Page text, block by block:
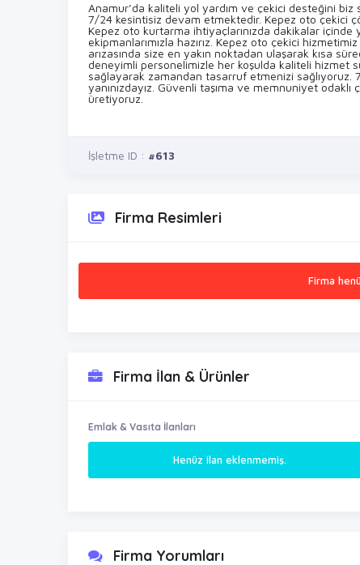
Anamur’da kaliteli yol yardım ve çekici desteğini
7/24 kesintisiz devam etmektedir. Kepez oto çekici
Kepez oto kurtarma ihtiyaçlarınızda dakikalar içinde
ekipmanlarımızla hazırız. Kepez oto çekici
arızasında size en yakın noktadan ulaşarak kısa
deneyimli personelimizle her koşulda kaliteli hizmet
sağlayarak zamandan tasarruf etmenizi sağlıyoruz.
yanınızdayız. Güvenli taşıma ve memnuniyet
üretiyoruz.
İşletme ID : #613
Firma Resimleri
Firma
Firma İlan & Ürünler
Emlak & Vasıta İlanları
Henüz ilan eklenmemiş.
Firma Yorumları